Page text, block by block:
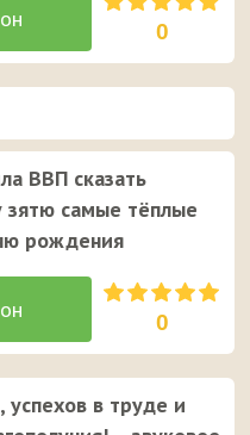
0
ВВП сказать
зятю самые тёплые
рождения
0
в труде и